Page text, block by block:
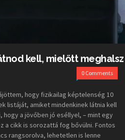
kell, mielőtt meghalsz
0 Comments
hogy fizikailag képtelenség 10
listáját, amiket mindenkinek látnia kell
hogy a jövőben jó eséllyel, – mint egy
a cikk is sorozattá fog bővülni. Fontos
rangsorolva, lehetetlen is lenne